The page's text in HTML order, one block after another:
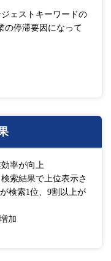
ェストキーワードの
の停滞要因になって
率が向上
索結果で上位表示さ
検索1位、9割以上が
加